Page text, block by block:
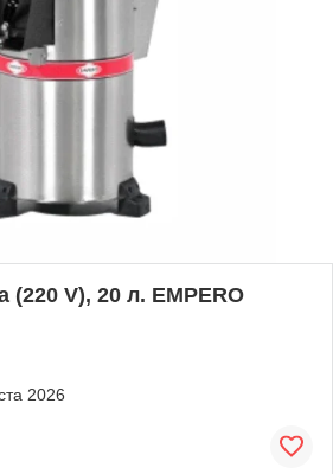
(220 V), 20 л. EMPERO
2026